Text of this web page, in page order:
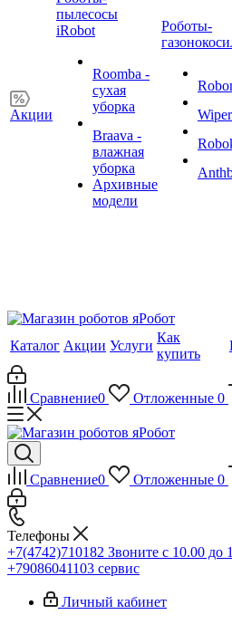
Акции
пылесосы
iRobot
Roomba -
сухая
уборка
Braava -
влажная
уборка
Архивные
модели
Роботы-
Wiper
Каталог Акции Услуги
Как
купить
Сравнение0 Отложенные 0
Сравнение0 Отложенные 0
Телефоны
+7(4742)710182 Звоните с 10.00 до
+79086041103 сервис
Личный кабинет